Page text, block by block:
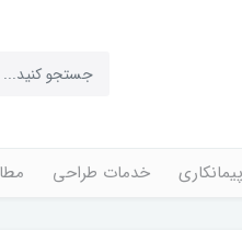
خدمات طراحی